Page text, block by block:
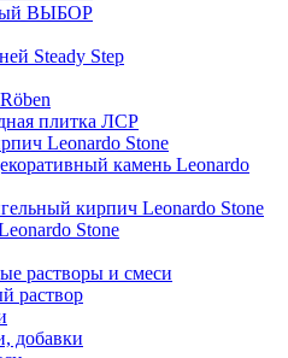
ВЫБОР
Steady Step
плитка ЛСР
Leonardo Stone
камень Leonardo
кирпич Leonardo Stone
Stone
растворы и смеси
раствор
добавки